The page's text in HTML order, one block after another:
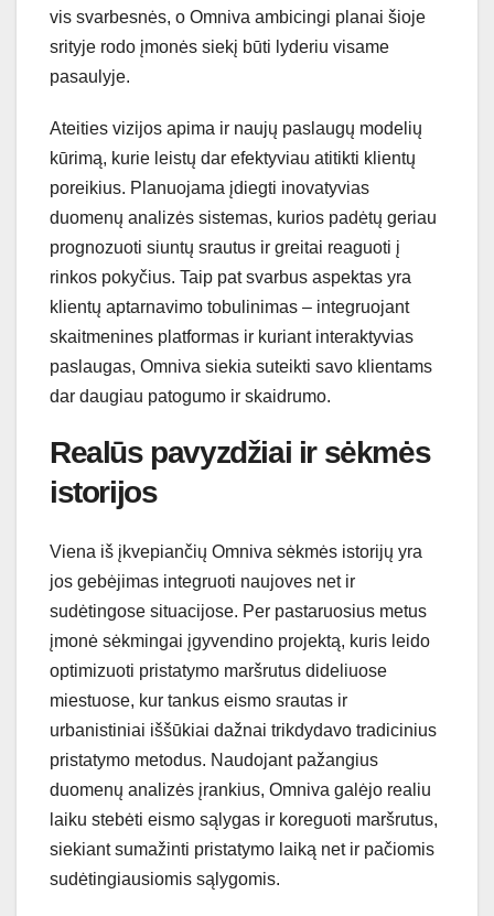
vis svarbesnės, o Omniva ambicingi planai šioje
srityje rodo įmonės siekį būti lyderiu visame
pasaulyje.
Ateities vizijos apima ir naujų paslaugų modelių
kūrimą, kurie leistų dar efektyviau atitikti klientų
poreikius. Planuojama įdiegti inovatyvias
duomenų analizės sistemas, kurios padėtų geriau
prognozuoti siuntų srautus ir greitai reaguoti į
rinkos pokyčius. Taip pat svarbus aspektas yra
klientų aptarnavimo tobulinimas – integruojant
skaitmenines platformas ir kuriant interaktyvias
paslaugas, Omniva siekia suteikti savo klientams
dar daugiau patogumo ir skaidrumo.
Realūs pavyzdžiai ir sėkmės
istorijos
Viena iš įkvepiančių Omniva sėkmės istorijų yra
jos gebėjimas integruoti naujoves net ir
sudėtingose situacijose. Per pastaruosius metus
įmonė sėkmingai įgyvendino projektą, kuris leido
optimizuoti pristatymo maršrutus dideliuose
miestuose, kur tankus eismo srautas ir
urbanistiniai iššūkiai dažnai trikdydavo tradicinius
pristatymo metodus. Naudojant pažangius
duomenų analizės įrankius, Omniva galėjo realiu
laiku stebėti eismo sąlygas ir koreguoti maršrutus,
siekiant sumažinti pristatymo laiką net ir pačiomis
sudėtingiausiomis sąlygomis.